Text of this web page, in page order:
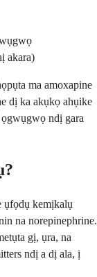
akara)
ma amoxapine
dị ka akụkọ ahụike
ndị gara
ụfọdụ kemịkalụ
na norepinephrine.
gị, ụra, na
ndị a dị ala, ị